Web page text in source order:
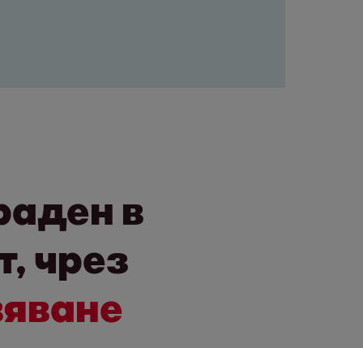
в
чрез